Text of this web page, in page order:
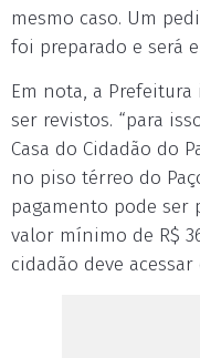
mesmo caso. Um
foi preparado e será
Em nota, a
ser revistos. “para
Casa do Cidadão do
no piso térreo do
pagamento pode ser
valor mínimo de R$
cidadão deve acessar